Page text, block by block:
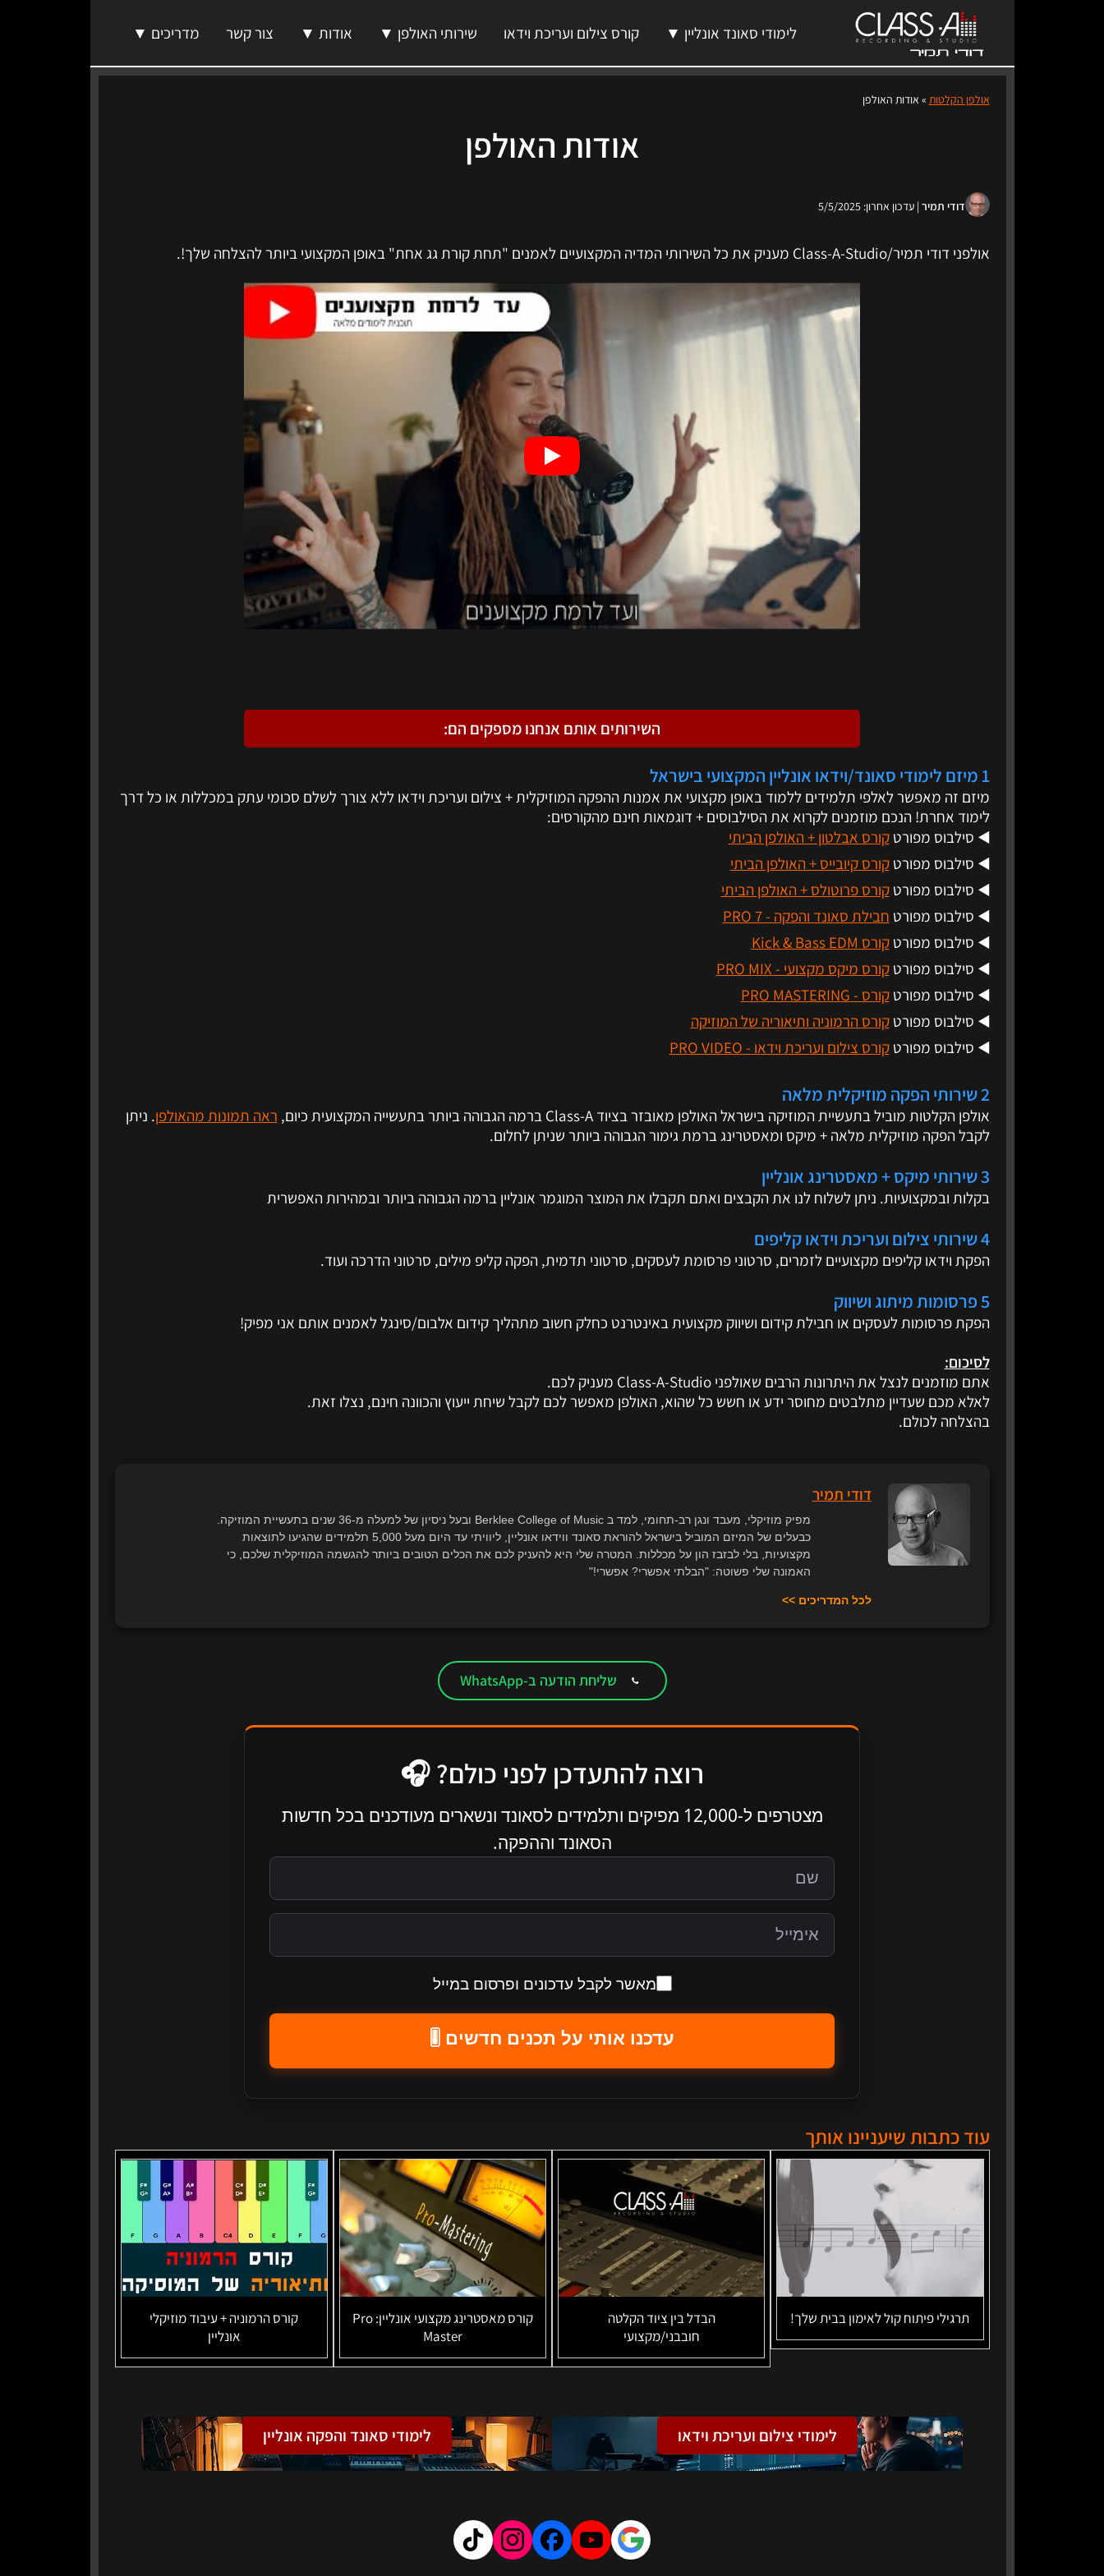
לימודי סאונד אונליין ▼ קורס צילום ועריכת וידאו שירותי האולפן ▼ אודות ▼ צור קשר מדריכים ▼
אולפן הקלטות » אודות האולפן
אודות האולפן
דודי תמיר | עדכון אחרון: 5/5/2025
אולפני דודי תמיר/Class-A-Studio מעניק את כל השירותי המדיה המקצועיים לאמנים "תחת קורת גג אחת" באופן המקצועי ביותר להצלחה שלך!.
השירותים אותם אנחנו מספקים הם:
1 מיזם לימודי סאונד/וידאו אונליין המקצועי בישראל
מיזם זה מאפשר לאלפי תלמידים ללמוד באופן מקצועי את אמנות ההפקה המוזיקלית + צילום ועריכת וידאו ללא צורך לשלם סכומי עתק במכללות או כל דרך
לימוד אחרת! הנכם מוזמנים לקרוא את הסילבוסים + דוגמאות חינם מהקורסים:
◀️ סילבוס מפורטקורס אבלטון + האולפן הביתי
◀️ סילבוס מפורטקורס קיובייס + האולפן הביתי
◀️ סילבוס מפורטקורס פרוטולס + האולפן הביתי
◀️ סילבוס מפורט חבילת סאונד והפקה - PRO 7
◀️ סילבוס מפורטקורס Kick & Bass EDM
◀️ סילבוס מפורטקורס מיקס מקצועי - PRO MIX
◀️ סילבוס מפורטקורס - PRO MASTERING
◀️ סילבוס מפורטקורס הרמוניה ותיאוריה של המוזיקה
◀️ סילבוס מפורטקורס צילום ועריכת וידאו - PRO VIDEO
2 שירותי הפקה מוזיקלית מלאה
אולפן הקלטות מוביל בתעשיית המוזיקה בישראל האולפן מאובזר בציוד Class-A ברמה הגבוהה ביותר בתעשייה המקצועית כיום, ראה תמונות מהאולפן. ניתן
לקבל הפקה מוזיקלית מלאה + מיקס ומאסטרינג ברמת גימור הגבוהה ביותר שניתן לחלום.
3 שירותי מיקס + מאסטרינג אונליין
בקלות ובמקצועיות. ניתן לשלוח לנו את הקבצים ואתם תקבלו את המוצר המוגמר אונליין ברמה הגבוהה ביותר ובמהירות האפשרית
4 שירותי צילום ועריכת וידאו קליפים
הפקת וידאו קליפים מקצועיים לזמרים, סרטוני פרסומת לעסקים, סרטוני תדמית, הפקה קליפ מילים, סרטוני הדרכה ועוד.
5 פרסומות מיתוג ושיווק
הפקת פרסומות לעסקים או חבילת קידום ושיווק מקצועית באינטרנט כחלק חשוב מתהליך קידום אלבום/סינגל לאמנים אותם אני מפיק!
לסיכום:
אתם מוזמנים לנצל את היתרונות הרבים שאולפני Class-A-Studio מעניק לכם.
לאלא מכם שעדיין מתלבטים מחוסר ידע או חשש כל שהוא, האולפן מאפשר לכם לקבל שיחת ייעוץ והכוונה חינם, נצלו זאת.
בהצלחה לכולם.
דודי תמיר
מפיק מוזיקלי, מעבד ונגן רב-תחומי, למד ב Berklee College of Music ובעל ניסיון של למעלה מ-36 שנים בתעשיית המוזיקה.
כבעלים של המיזם המוביל בישראל להוראת סאונד ווידאו אונליין, ליוויתי עד היום מעל 5,000 תלמידים שהגיעו לתוצאות
מקצועיות, בלי לבזבז הון על מכללות. המטרה שלי היא להעניק לכם את הכלים הטובים ביותר להגשמה המוזיקלית שלכם, כי
האמונה שלי פשוטה: "הבלתי אפשרי? אפשרי!"
לכל המדריכים >>
שליחת הודעה ב-WhatsApp
רוצה להתעדכן לפני כולם? 🎧
מצטרפים ל-12,000 מפיקים ותלמידים לסאונד ונשארים מעודכנים בכל חדשות
הסאונד וההפקה.
מאשר לקבל עדכונים ופרסום במייל
עדכנו אותי על תכנים חדשים 🎚️
עוד כתבות שיעניינו אותך
תרגילי פיתוח קול לאימון בבית שלך!
הבדל בין ציוד הקלטה
חובבני/מקצועי
קורס מאסטרינג מקצועי אונליין: Pro
Master
קורס הרמוניה + עיבוד מוזיקלי
אונליין
לימודי צילום ועריכת וידאו לימודי סאונד והפקה אונליין